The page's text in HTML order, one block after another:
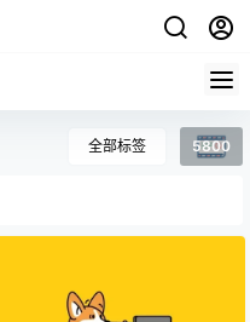
全部标签 5800